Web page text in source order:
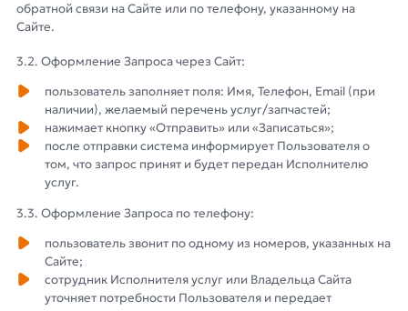
обратной связи на Сайте или по телефону, указанному на
Сайте.
3.2. Оформление Запроса через Сайт:
пользователь заполняет поля: Имя, Телефон, Email (при
наличии), желаемый перечень услуг/запчастей;
нажимает кнопку «Отправить» или «Записаться»;
после отправки система информирует Пользователя о
том, что запрос принят и будет передан Исполнителю
услуг.
3.3. Оформление Запроса по телефону:
пользователь звонит по одному из номеров, указанных на
Сайте;
сотрудник Исполнителя услуг или Владельца Сайта
уточняет потребности Пользователя и передает